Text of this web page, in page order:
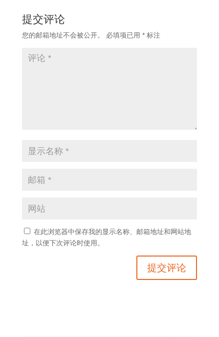
提交评论
您的邮箱地址不会被公开。 必填项已用 *标注
在此浏览器中保存我的显示名称、邮箱地址和网站地
址，以便下次评论时使用。